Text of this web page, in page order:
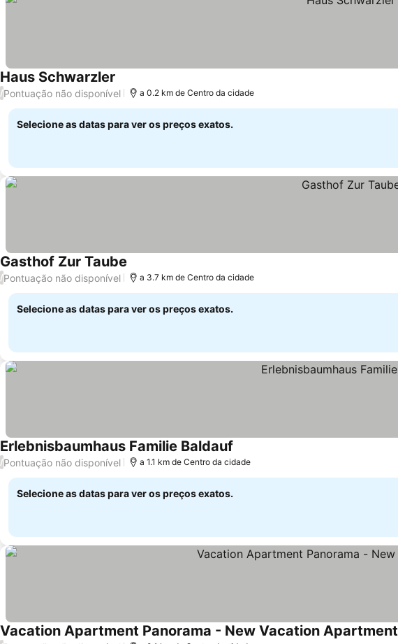
Haus Schwarzler
/Pontuação não disponível a 0.2 km de Centro da cidade
Selecione as datas para ver os preços exatos.
Gasthof Zur Taube
/Pontuação não disponível a 3.7 km de Centro da cidade
Selecione as datas para ver os preços exatos.
Erlebnisbaumhaus Familie Baldauf
/Pontuação não disponível a 1.1 km de Centro da cidade
Selecione as datas para ver os preços exatos.
Vacation Apartment Panorama - New Vacation Apartment